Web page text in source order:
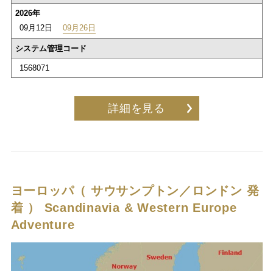
2026年
09月12日
09月26日
システム管理コード
1568071
詳細を見る
ヨーロッパ（ サウサンプトン／ロンドン 発
着 ） Scandinavia & Western Europe
Adventure